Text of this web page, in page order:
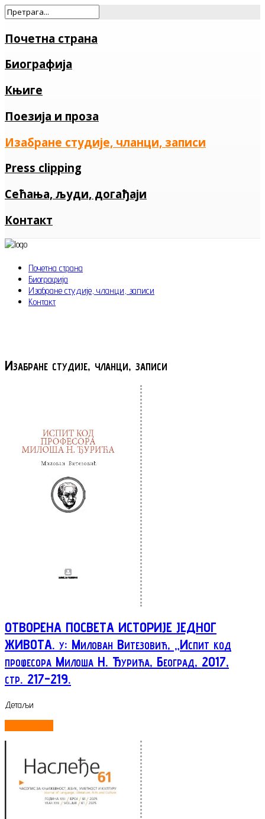
Почетна страна
Биографија
Књиге
Поезија и проза
Изабране студије, чланци, записи
Press clipping
Сећања, људи, догађаји
Контакт
Почетна страна
Биографија
Изабране студије, чланци, записи
Контакт
Изабране студије, чланци, записи
ОТВОРЕНА ПОСВЕТА ИСТОРИЈЕ ЈЕДНОГ
ЖИВОТА. у: Милован Витезовић, „Испит код
професора Милоша Н. Ђурића, Београд, 2017,
стр. 217-219.
Детаљи